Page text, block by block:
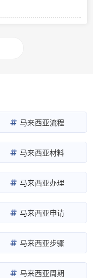
马来西亚流程
马来西亚材料
马来西亚办理
马来西亚申请
马来西亚步骤
马来西亚周期